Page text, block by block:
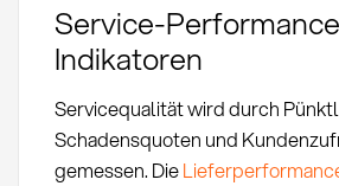
Service-Performance
Indikatoren
Servicequalität wird durch
Schadensquoten und
gemessen. Die